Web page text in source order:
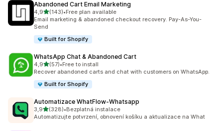
Abandoned Cart Email Marketing
4,9z 5 hvězd
(143)
Celkový počet recenzí: 143
•Free plan available
Email marketing & abandoned checkout recovery. Pay-As-You-
Send
Built for Shopify
WhatsApp Chat & Abandoned Cart
4,9z 5 hvězd
(57)
Celkový počet recenzí: 57
•Free to install
Recover abandoned carts and chat with customers on WhatsApp.
Built for Shopify
Automatizace WhatFlow‑Whatsapp
3,9z 5 hvězd
(328)
Celkový počet recenzí: 328
•Bezplatná instalace
Automatizujte potvrzení, obnovení košíku a aktualizace na What